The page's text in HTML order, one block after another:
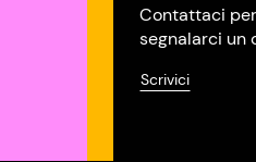
Contattaci
segnalarci un
Scrivici